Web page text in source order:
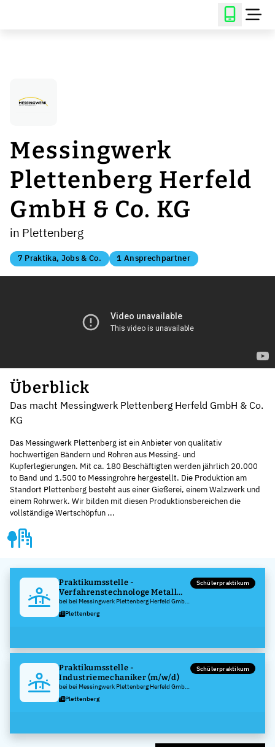
Messingwerk
Plettenberg Herfeld
GmbH & Co. KG
in Plettenberg
7 Praktika, Jobs & Co. 1 Ansprechpartner
Überblick
Das macht Messingwerk Plettenberg Herfeld GmbH & Co.
KG
Das Messingwerk Plettenberg ist ein Anbieter von qualitativ
hochwertigen Bändern und Rohren aus Messing- und
Kupferlegierungen. Mit ca. 180 Beschäftigten werden jährlich 20.000
to Band und 1.500 to Messingrohre hergestellt. Die Produktion am
Standort Plettenberg besteht aus einer Gießerei, einem Walzwerk und
einem Rohrwerk. Wir bilden mit diesen Produktionsbereichen die
vollständige Wertschöpfun ...
Praktikumsstelle -
Verfahrenstechnologe Metall
(m/w/d)
bei bei Messingwerk Plettenberg Herfeld GmbH
& Co. KG
Schülerpraktikum
Plettenberg
Praktikumsstelle -
Industriemechaniker (m/w/d)
bei bei Messingwerk Plettenberg Herfeld GmbH
& Co. KG
Schülerpraktikum
Plettenberg